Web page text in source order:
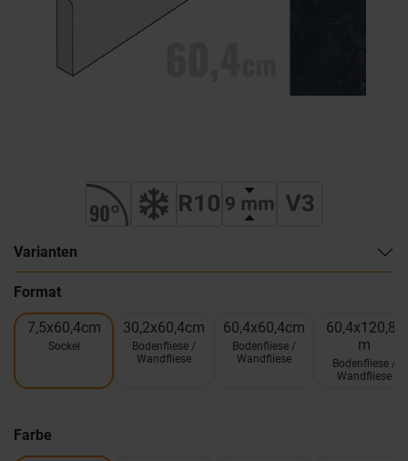
Varianten
Format
7,5x60,4cm
Sockel
30,2x60,4cm
Bodenfliese /
Wandfliese
60,4x60,4cm
Bodenfliese /
Wandfliese
60,4x120,8c
m
Bodenfliese /
Wandfliese
Farbe